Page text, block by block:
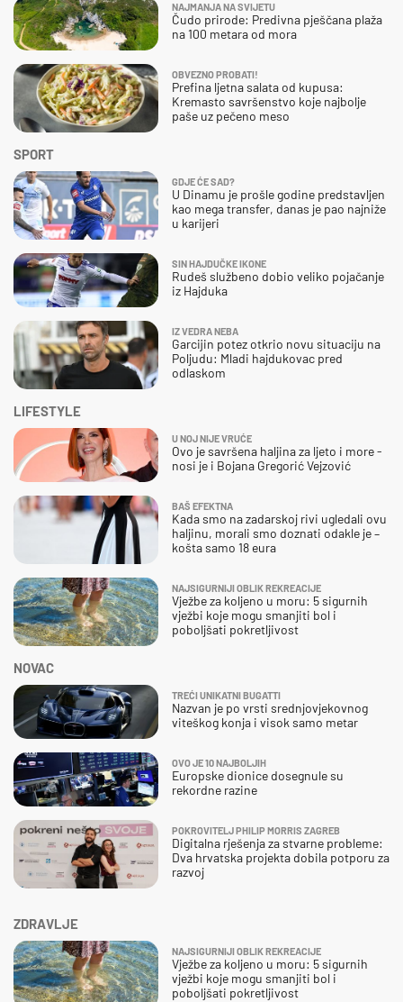
ZDRAVLJE
NAJSIGURNIJI OBLIK REKREACIJE
Vježbe za koljeno u moru: 5 sigurnih
vježbi koje mogu smanjiti bol i
poboljšati pokretljivost
SPORT
GDJE ĆE SAD?
U Dinamu je prošle godine predstavljen
kao mega transfer, danas je pao najniže
u karijeri
SIN HAJDUČKE IKONE
Rudeš službeno dobio veliko pojačanje
iz Hajduka
IZ VEDRA NEBA
Garcijin potez otkrio novu situaciju na
Poljudu: Mladi hajdukovac pred
odlaskom
NAJMANJA NA SVIJETU
Čudo prirode: Predivna pješčana plaža
na 100 metara od mora
OBVEZNO PROBATI!
Prefina ljetna salata od kupusa:
Kremasto savršenstvo koje najbolje
paše uz pečeno meso
NOVAC
TREĆI UNIKATNI BUGATTI
Nazvan je po vrsti srednjovjekovnog
viteškog konja i visok samo metar
OVO JE 10 NAJBOLJIH
Europske dionice dosegnule su
rekordne razine
POKROVITELJ PHILIP MORRIS ZAGREB
Digitalna rješenja za stvarne probleme:
Dva hrvatska projekta dobila potporu za
razvoj
LIFESTYLE
U NOJ NIJE VRUĆE
Ovo je savršena haljina za ljeto i more -
nosi je i Bojana Gregorić Vejzović
BAŠ EFEKTNA
Kada smo na zadarskoj rivi ugledali ovu
haljinu, morali smo doznati odakle je –
košta samo 18 eura
NAJSIGURNIJI OBLIK REKREACIJE
Vježbe za koljeno u moru: 5 sigurnih
vježbi koje mogu smanjiti bol i
poboljšati pokretljivost